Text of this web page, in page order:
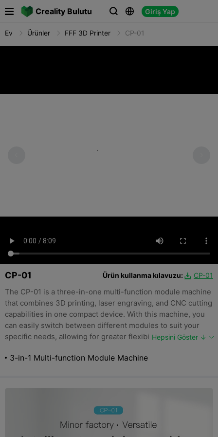
Creality Bulutu   Giriş Yap
Ev Ürünler FFF 3D Printer CP-01
CP-01 Ürün kullanma kılavuzu:  CP-01
The CP-01 is a three-in-one multi-function module machine
that combines 3D printing, laser engraving, and CNC cutting
capabilities in one compact device. With this machine, you
can easily switch between different modules to suit your
specific needs, allowing for greater flexibility and efficiency
the CP-01 offers a powerful and convenient solution for all
Hepsini Göster ↓
3-in-1 Multi-function Module Machine